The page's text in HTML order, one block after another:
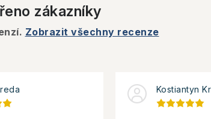
zákazníky
Zobrazit všechny recenze
Kostiantyn